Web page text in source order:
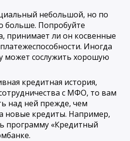
небольшой, но по
больше. Попробуйте
принимает ли он косвенные
Иногда
может сослужить хорошую
кредитная история,
с МФО, то вам
над ней прежде, чем
новые кредиты. Например,
программу «Кредитный